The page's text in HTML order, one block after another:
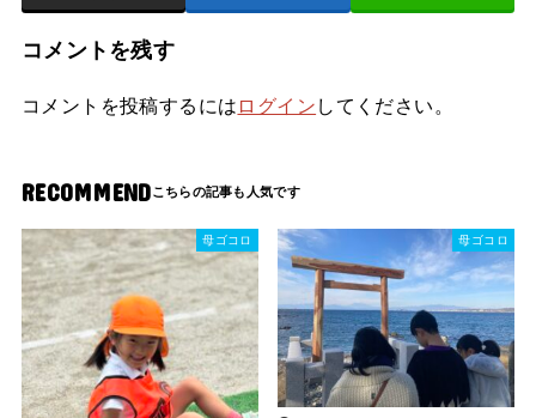
コメントを残す
コメントを投稿するには ログイン してください。
RECOMMEND
母ゴコロ 母ゴコロ